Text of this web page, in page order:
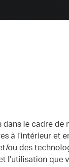
le cadre
à l’intérieur et
ou des
l’utilisation